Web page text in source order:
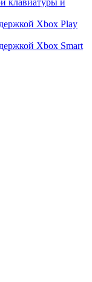
клавиатуры и
Xbox Play
Xbox Smart